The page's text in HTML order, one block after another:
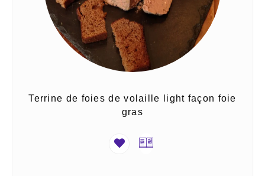
Terrine de foies de volaille light façon foie
gras